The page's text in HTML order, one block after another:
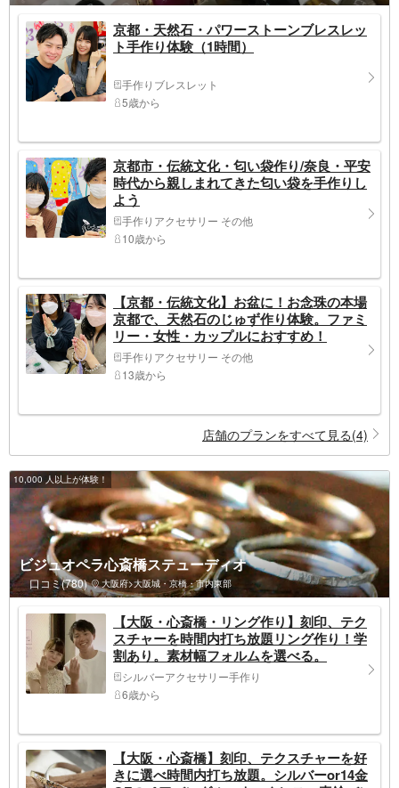
京都・天然石・パワーストーンブレスレッ
ト手作り体験（1時間）
手作りブレスレット
5歳から
京都市・伝統文化・匂い袋作り/奈良・平安
時代から親しまれてきた匂い袋を手作りし
よう
手作りアクセサリー その他
10歳から
【京都・伝統文化】お盆に！お念珠の本場
京都で、天然石のじゅず作り体験。ファミ
リー・女性・カップルにおすすめ！
手作りアクセサリー その他
13歳から
店舗のプランをすべて見る(4)
10,000 人以上が体験！
ビジュオペラ心斎橋ステューディオ
口コミ(780) 大阪府>大阪城・京橋・市内東部
【大阪・心斎橋・リング作り】刻印、テク
スチャーを時間内打ち放題リング作り！学
割あり。素材幅フォルムを選べる。
シルバーアクセサリー手作り
6歳から
【大阪・心斎橋】刻印、テクスチャーを好
きに選べ時間内打ち放題。シルバーor14金